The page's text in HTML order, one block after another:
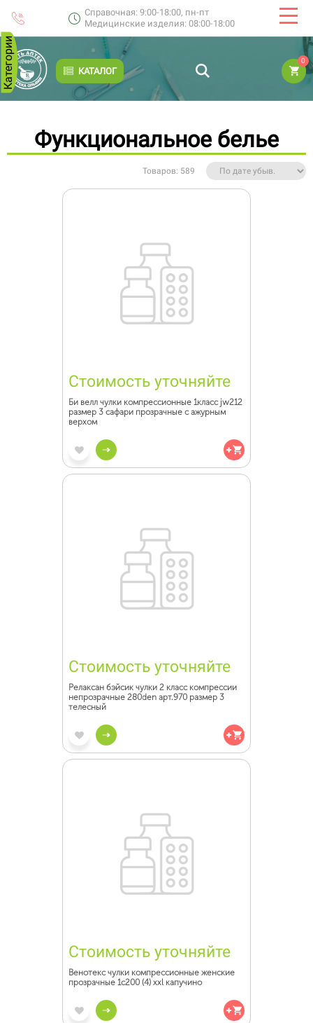
Справочная: 9:00-18:00, пн-пт
Медицинские изделия: 08:00-18:00
КАТАЛОГ
0
Категории
Функциональное белье
Товаров: 589
Стоимость уточняйте
Би велл чулки компрессионные 1класс jw212
размер 3 сафари прозрачные с ажурным
верхом
Стоимость уточняйте
Релаксан бэйсик чулки 2 класс компрессии
непрозрачные 280den арт.970 размер 3
телесный
Стоимость уточняйте
Венотекс чулки компрессионные женские
прозрачные 1с200 (4) xxl капучино